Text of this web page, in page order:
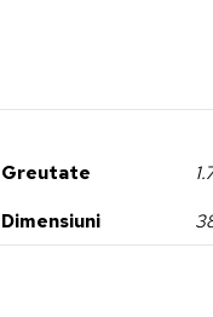
Greutate
Dimensiuni